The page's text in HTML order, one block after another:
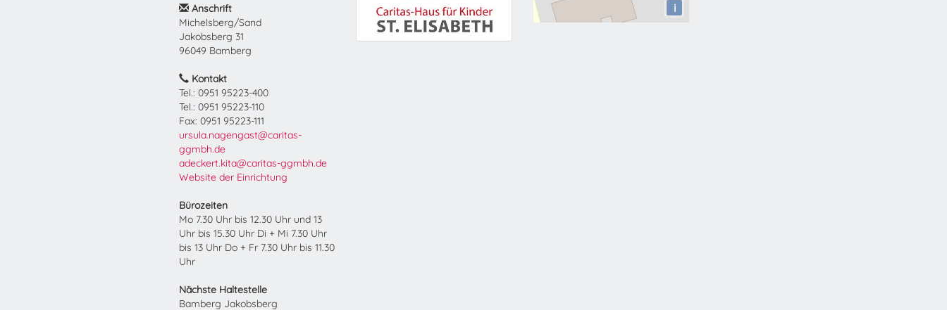
Anschrift
Michelsberg/Sand
Jakobsberg 31
96049 Bamberg
Kontakt
Tel.: 0951 95223-400
Tel.: 0951 95223-110
Fax: 0951 95223-111
ursula.nagengast@caritas-
ggmbh.de
adeckert.kita@caritas-ggmbh.de
Website der Einrichtung
Bürozeiten
Mo 7.30 Uhr bis 12.30 Uhr und 13
Uhr bis 15.30 Uhr Di + Mi 7.30 Uhr
bis 13 Uhr Do + Fr 7.30 Uhr bis 11.30
Uhr
Nächste Haltestelle
Bamberg Jakobsberg
i